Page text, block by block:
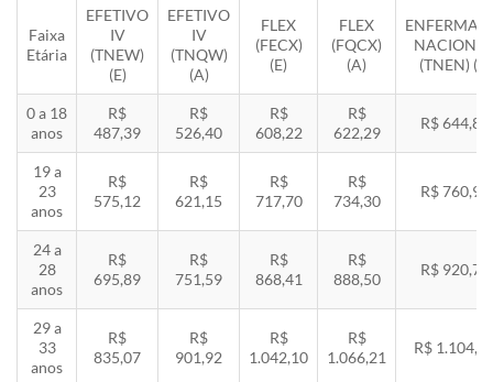
Faixa
Etária
EFETIVO
IV
(TNEW)
(E)
EFETIVO
IV
(TNQW)
(A)
FLEX
(FECX)
(E)
FLEX
(FQCX)
(A)
(TNEN) (E)
0 a 18
anos
R$
487,39
R$
526,40
R$
608,22
R$
622,29
R$ 644,85
19 a
23
anos
R$
575,12
R$
621,15
R$
717,70
R$
734,30
R$ 760,92
24 a
28
anos
R$
695,89
R$
751,59
R$
868,41
R$
888,50
R$ 920,71
29 a
33
anos
R$
835,07
R$
901,92
R$
1.042,10
R$
1.066,21
R$